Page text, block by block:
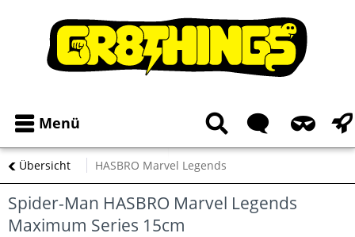
Menü
Übersicht HASBRO Marvel Legends
Spider-Man HASBRO Marvel Legends
Maximum Series 15cm